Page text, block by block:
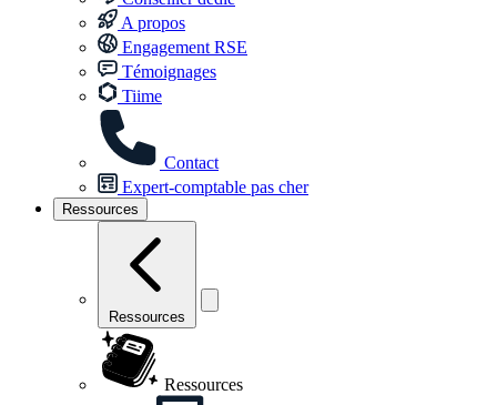
A propos
Engagement RSE
Témoignages
Tiime
Contact
Expert-comptable pas cher
Ressources
Ressources
Ressources